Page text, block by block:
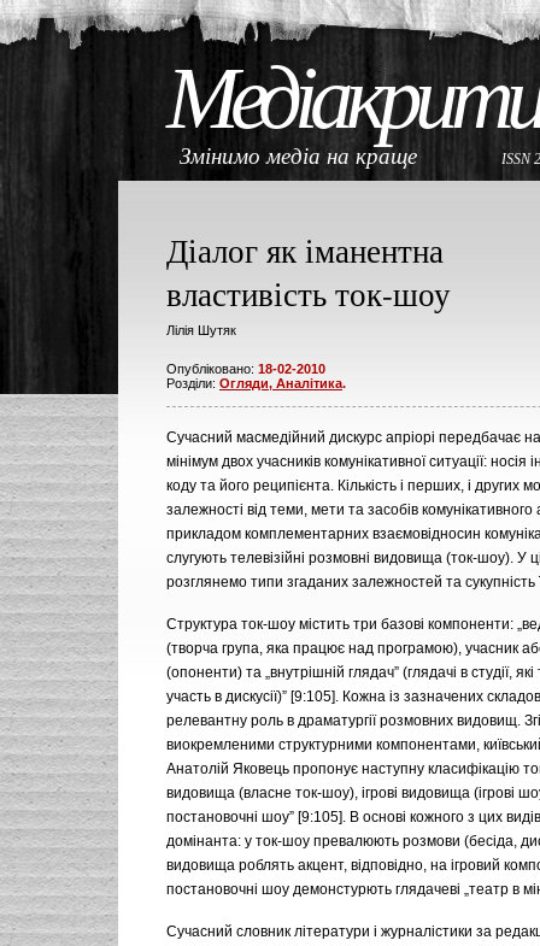
Змінимо медіа на краще ISSN
Діалог як іманентна
властивість ток-шоу
Лілія Шутяк
Опубліковано: 18-02-2010
Розділи: Огляди, Аналітика.
Сучасний масмедійний дискурс апріорі передбачає
мінімум двох учасників комунікативної ситуації: носія
коду та його реципієнта. Кількість і перших, і других
залежності від теми, мети та засобів комунікативного
прикладом комплементарних взаємовідносин
слугують телевізійні розмовні видовища (ток-шоу). У
розглянемо типи згаданих залежностей та сукупність
Структура ток-шоу містить три базові компоненти:
(творча група, яка працює над програмою), учасник
(опоненти) та „внутрішній глядач” (глядачі в студії,
участь в дискусії)” [9:105]. Кожна із зазначених
релевантну роль в драматургії розмовних видовищ.
виокремленими структурними компонентами,
Анатолій Яковець пропонує наступну класифікацію
видовища (власне ток-шоу), ігрові видовища (ігрові
постановочні шоу” [9:105]. В основі кожного з цих
домінанта: у ток-шоу превалюють розмови (бесіда,
видовища роблять акцент, відповідно, на ігровий
постановочні шоу демонстурють глядачеві „театр в
Сучасний словник літератури і журналістики за